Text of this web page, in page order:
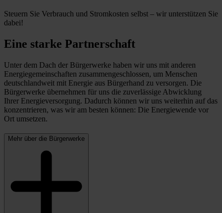
Steuern Sie Verbrauch und Stromkosten selbst – wir unterstützen Sie
dabei!
Eine starke Partnerschaft
Unter dem Dach der Bürgerwerke haben wir uns mit anderen
Energiegemeinschaften zusammengeschlossen, um Menschen
deutschlandweit mit Energie aus Bürgerhand zu versorgen. Die
Bürgerwerke übernehmen für uns die zuverlässige Abwicklung
Ihrer Energieversorgung. Dadurch können wir uns weiterhin auf das
konzentrieren, was wir am besten können: Die Energiewende vor
Ort umsetzen.
Mehr über die Bürgerwerke